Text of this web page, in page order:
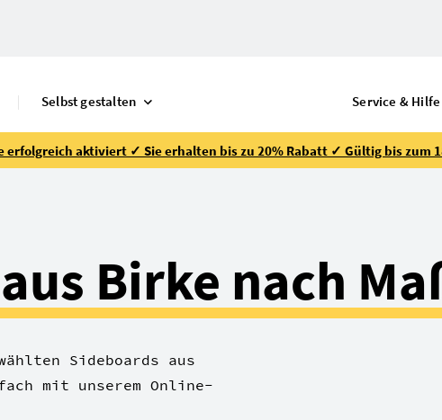
Selbst gestalten Service & Hilfe
erfolgreich aktiviert ✓ Sie erhalten bis zu 20% Rabatt ✓ Gültig bis zum
Birke nach
Sideboards aus
mit unserem Online-